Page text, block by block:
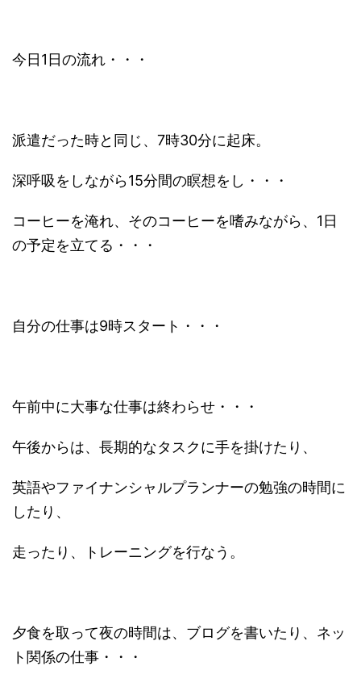
今日1日の流れ・・・
派遣だった時と同じ、7時30分に起床。
深呼吸をしながら15分間の瞑想をし・・・
コーヒーを淹れ、そのコーヒーを嗜みながら、1日
の予定を立てる・・・
自分の仕事は9時スタート・・・
午前中に大事な仕事は終わらせ・・・
午後からは、長期的なタスクに手を掛けたり、
英語やファイナンシャルプランナーの勉強の時間に
したり、
走ったり、トレーニングを行なう。
夕食を取って夜の時間は、ブログを書いたり、ネッ
ト関係の仕事・・・